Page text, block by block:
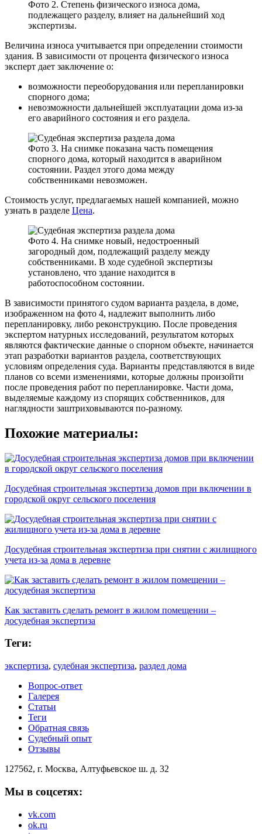
Фото 2. Степень физического износа дома,
подлежащего разделу, влияет на дальнейший ход
экспертизы.
Величина износа учитывается при определении стоимости
здания. В зависимости от процента физического износа
эксперт дает заключение о:
возможности переоборудования или перепланировки
спорного дома;
невозможности дальнейшей эксплуатации дома из-за
его аварийного состояния и его раздела.
Фото 3. На снимке показана часть помещения
спорного дома, который находится в аварийном
состоянии. Раздел этого дома между
собственниками невозможен.
Стоимость услуг, предлагаемых нашей компанией, можно
узнать в разделе Цена.
Фото 4. На снимке новый, недостроенный
загородный дом, подлежащий разделу между
собственниками. В ходе судебной экспертизы
установлено, что здание находится в
работоспособном состоянии.
В зависимости принятого судом варианта раздела, в доме,
изображенном на фото 4, надлежит выполнить либо
перепланировку, либо реконструкцию. После проведения
экспертом натурных исследований, результатом которых
являются фактические данные о спорном объекте, начинается
этап разработки вариантов раздела, соответствующих
условиям определения суда. Варианты представляются в виде
планов со всеми изменениями, которые должны произойти
после проведения работ по перепланировке. Части дома,
выделяемые каждому из спорящих собственников, для
наглядности заштриховываются по-разному.
Похожие материалы:
Досудебная строительная экспертиза домов при включении в
городской округ сельского поселения
Досудебная строительная экспертиза при снятии с жилищного
учета из-за дома в деревне
Как заставить сделать ремонт в жилом помещении –
досудебная экспертиза
Теги:
экспертиза, судебная экспертиза, раздел дома
Вопрос-ответ
Галерея
Статьи
Теги
Обратная связь
Судебный опыт
Отзывы
127562, г. Москва, Алтуфьевское ш. д. 32
Мы в соцсетях:
vk.com
ok.ru